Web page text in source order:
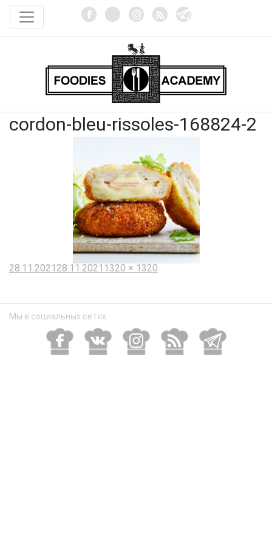
cordon-bleu-rissoles-168824-2
Опубликовано
28.11.202128.11.2021Полный
1320 × 1320
Мы в социальных сетях: